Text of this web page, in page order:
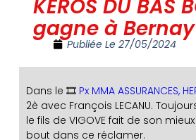
KEROS DU BAS
gagne à Bernay
Publiée Le 27/05/2024
Dans le 🎞️ Px MMA ASSURANCES,
2è avec François LECANU.
le fils de VIGOVE fait de son
bout dans ce réclamer.